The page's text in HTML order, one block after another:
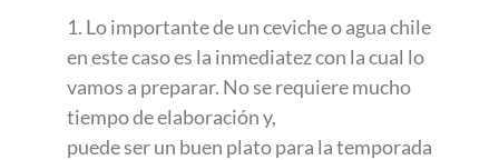
1. Lo importante de un ceviche o agua chile
en este caso es la inmediatez con la cual lo
vamos a preparar. No se requiere mucho
tiempo de elaboración y,
puede ser un buen plato para la temporada